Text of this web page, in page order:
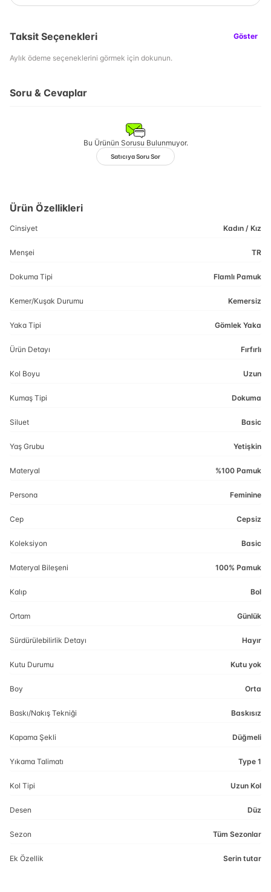
Taksit Seçenekleri Göster
Aylık ödeme seçeneklerini görmek için dokunun.
Soru & Cevaplar
Bu Ürünün Sorusu Bulunmuyor.
Satıcıya Soru Sor
Ürün Özellikleri
Cinsiyet Kadın / Kız
Menşei TR
Dokuma Tipi Flamlı Pamuk
Kemer/Kuşak Durumu Kemersiz
Yaka Tipi Gömlek Yaka
Ürün Detayı Fırfırlı
Kol Boyu Uzun
Kumaş Tipi Dokuma
Siluet Basic
Yaş Grubu Yetişkin
Materyal %100 Pamuk
Persona Feminine
Cep Cepsiz
Koleksiyon Basic
Materyal Bileşeni 100% Pamuk
Kalıp Bol
Ortam Günlük
Sürdürülebilirlik Detayı Hayır
Kutu Durumu Kutu yok
Boy Orta
Baskı/Nakış Tekniği Baskısız
Kapama Şekli Düğmeli
Yıkama Talimatı Type 1
Kol Tipi Uzun Kol
Desen Düz
Sezon Tüm Sezonlar
Ek Özellik Serin tutar